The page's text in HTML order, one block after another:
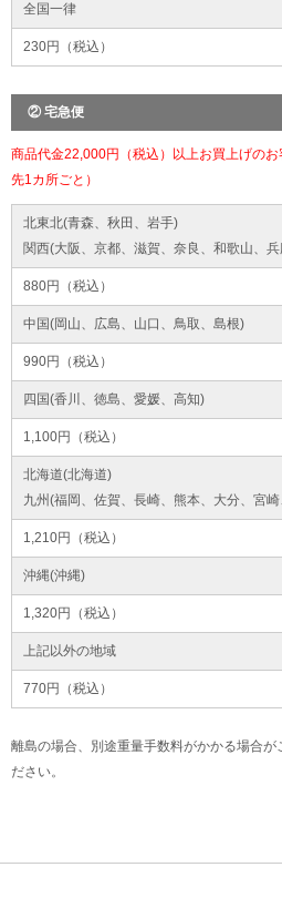
全国一律
230円（税込）
② 宅急便
商品代金22,000円（税込）以上お買上げの
先1カ所ごと）
北東北(青森、秋田、岩手)
関西(大阪、京都、滋賀、奈良、和歌山、
880円（税込）
中国(岡山、広島、山口、鳥取、島根)
990円（税込）
四国(香川、徳島、愛媛、高知)
1,100円（税込）
北海道(北海道)
九州(福岡、佐賀、長崎、熊本、大分、宮
1,210円（税込）
沖縄(沖縄)
1,320円（税込）
上記以外の地域
770円（税込）
離島の場合、別途重量手数料がかかる場合が
ださい。